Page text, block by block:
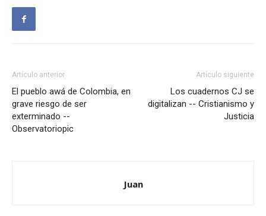
Artículo anterior
El pueblo awá de Colombia, en
grave riesgo de ser
exterminado --
Observatoriopic
Artículo siguiente
Los cuadernos CJ se
digitalizan -- Cristianismo y
Justicia
Juan